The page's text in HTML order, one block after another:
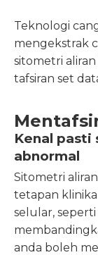
Teknologi
mengekstrak
sitometri
tafsiran set
Kenal pasti
abnormal
Sitometri
tetapan
selular, seperti
anda boleh